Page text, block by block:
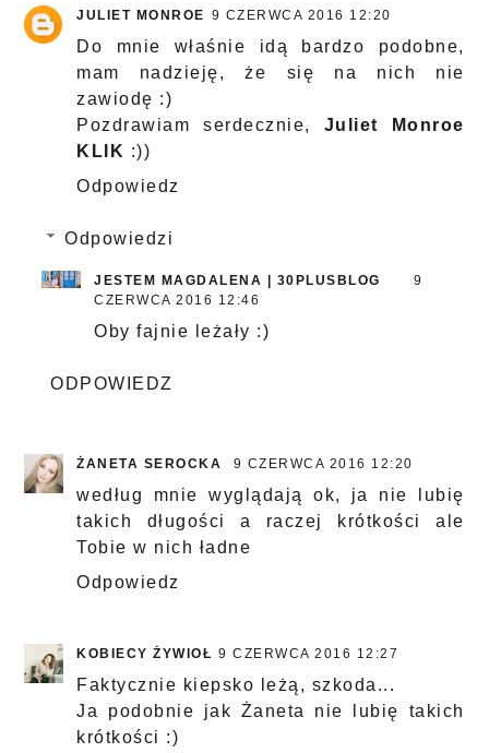
JULIET MONROE 9 CZERWCA 2016 12:20
Do mnie właśnie idą bardzo podobne,
mam nadzieję, że się na nich nie
zawiodę :)
Pozdrawiam serdecznie, Juliet Monroe
KLIK :))
Odpowiedz
Odpowiedzi
JESTEM MAGDALENA | 30PLUSBLOG
9
CZERWCA 2016 12:46
Oby fajnie leżały :)
ODPOWIEDZ
ŻANETA SEROCKA 9 CZERWCA 2016 12:20
według mnie wyglądają ok, ja nie lubię
takich długości a raczej krótkości ale
Tobie w nich ładne
Odpowiedz
KOBIECY ŻYWIOŁ 9 CZERWCA 2016 12:27
Faktycznie kiepsko leżą, szkoda...
Ja podobnie jak Żaneta nie lubię takich
krótkości :)